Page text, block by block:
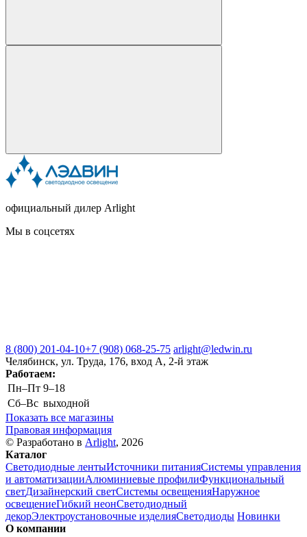
официальный дилер Arlight
Мы в соцсетях
8 (800) 201-04-10+7 (908) 068-25-75 arlight@ledwin.ru
Челябинск, ул. Труда, 176, вход А, 2-й этаж
Работаем:
Пн–Пт 9–18
Сб–Вс выходной
Показать все магазины
Правовая информация
© Разработано в Arlight, 2026
Каталог
Светодиодные лентыИсточники питанияСистемы управления
и автоматизацииАлюминиевые профилиФункциональный
светДизайнерский светСистемы освещенияНаружное
освещениеГибкий неонСветодиодный
декорЭлектроустановочные изделияСветодиоды Новинки
О компании